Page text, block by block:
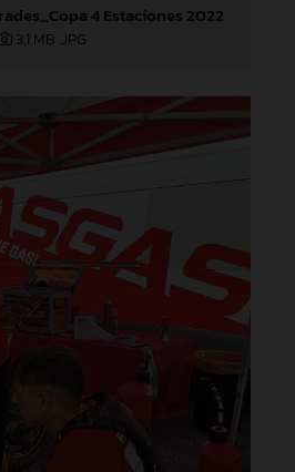
4 Estaciones 2022
3,1 MB .JPG